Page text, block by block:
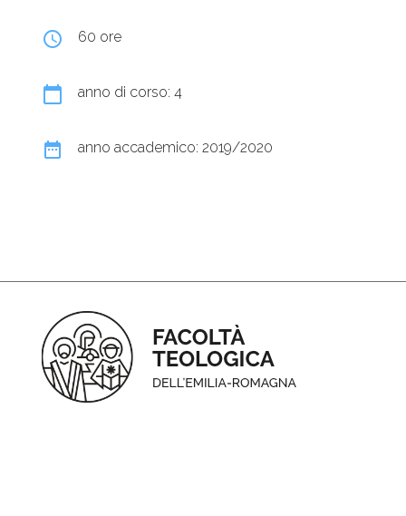
query_builder 60 ore
calendar_today anno di corso: 4
date_range anno accademico: 2019/2020